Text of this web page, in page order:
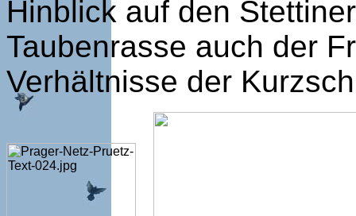
Hinblick auf den
Taubenrasse auch der
Verhältnisse der